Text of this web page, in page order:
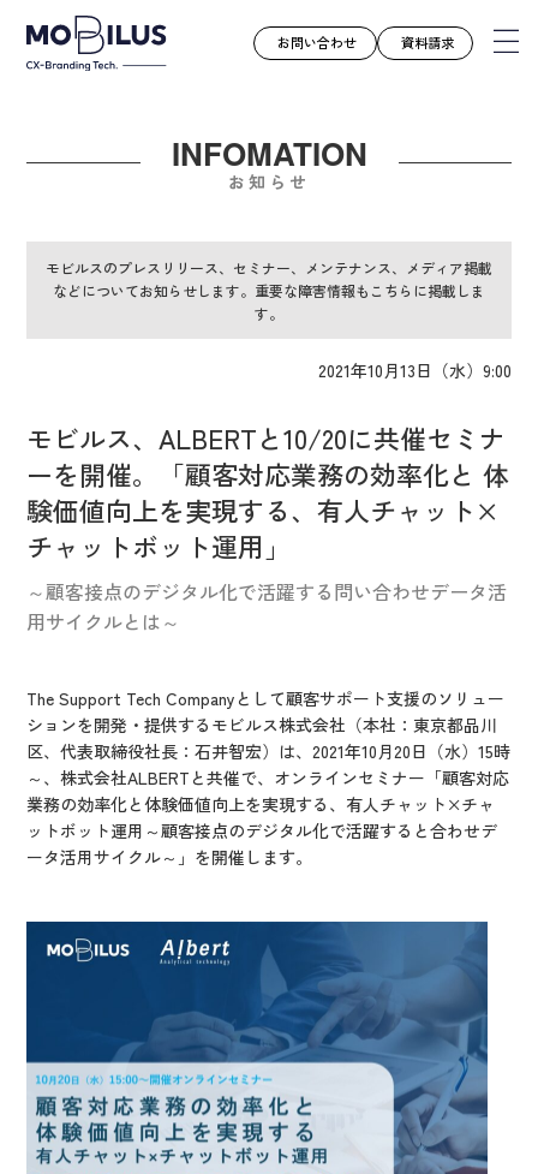
モビルスとは
導入事例
ユースケース
お知らせ
お役立ち資料
会社案内
採用情報
IR情報
CX向上情報サイト
お問い合わせ 資料請求
INFOMATION
お知らせ
モビルスのプレスリリース、セミナー、メンテナンス、メディア掲載
などについてお知らせします。重要な障害情報もこちらに掲載しま
す。
2021年10月13日（水）9:00
モビルス、ALBERTと10/20に共催セミナ
ーを開催。「顧客対応業務の効率化と 体
験価値向上を実現する、有人チャット×
チャットボット運用」
～顧客接点のデジタル化で活躍する問い合わせデータ活
用サイクルとは～
The Support Tech Companyとして顧客サポート支援のソリュー
ションを開発・提供するモビルス株式会社（本社：東京都品川
区、代表取締役社長：石井智宏）は、2021年10月20日（水）15時
～、株式会社ALBERTと共催で、オンラインセミナー「顧客対応
業務の効率化と体験価値向上を実現する、有人チャット×チャ
ットボット運用～顧客接点のデジタル化で活躍すると合わせデ
ータ活用サイクル～」を開催します。